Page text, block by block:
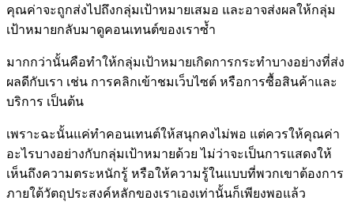
คุณค่าจะถูกส่งไปถึงกลุ่มเป้าหมายเสมอ และอาจส่งผลให้กลุ่ม
เป้าหมายกลับมาดูคอนเทนต์ของเราซ้ำ
มากกว่านั้นคือทำให้กลุ่มเป้าหมายเกิดการกระทำบางอย่างที่ส่ง
ผลดีกับเรา เช่น การคลิกเข้าชมเว็บไซต์ หรือการซื้อสินค้าและ
บริการ เป็นต้น
เพราะฉะนั้นแค่ทำคอนเทนต์ให้สนุกคงไม่พอ แต่ควรให้คุณค่า
อะไรบางอย่างกับกลุ่มเป้าหมายด้วย ไม่ว่าจะเป็นการแสดงให้
เห็นถึงความตระหนักรู้ หรือให้ความรู้ในแบบที่พวกเขาต้องการ
ภายใต้วัตถุประสงค์หลักของเราเองเท่านั้นก็เพียงพอแล้ว